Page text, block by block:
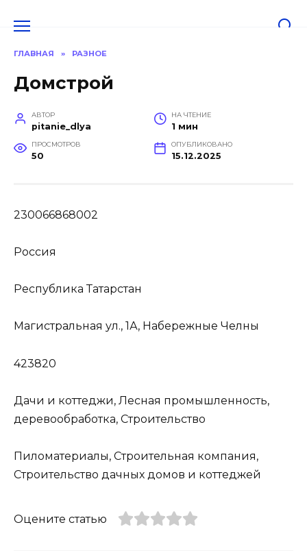
ГЛАВНАЯ » РАЗНОЕ
Домстрой
АВТОР
pitanie_dlya
НА ЧТЕНИЕ
1 мин
ПРОСМОТРОВ
50
ОПУБЛИКОВАНО
15.12.2025
230066868002
Россия
Республика Татарстан
Магистральная ул., 1А, Набережные Челны
423820
Дачи и коттеджи, Лесная промышленность,
деревообработка, Строительство
Пиломатериалы, Строительная компания,
Строительство дачных домов и коттеджей
Оцените статью